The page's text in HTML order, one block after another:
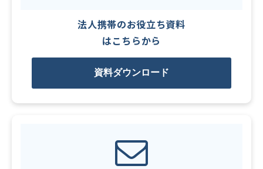
法人携帯のお役立ち資料
はこちらから
資料ダウンロード